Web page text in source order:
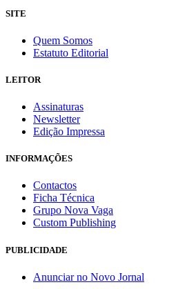
SITE
Quem Somos
Estatuto Editorial
LEITOR
Assinaturas
Newsletter
Edição Impressa
INFORMAÇÕES
Contactos
Ficha Técnica
Grupo Nova Vaga
Custom Publishing
PUBLICIDADE
Anunciar no Novo Jornal